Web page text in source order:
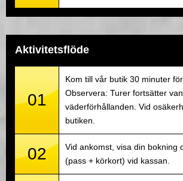
Aktivitetsflöde
01
Kom till vår butik 30 minuter
Observera: Turer fortsätter
väderförhållanden. Vid
butiken.
02
Vid ankomst, visa din bokning
(pass + körkort) vid kassan.